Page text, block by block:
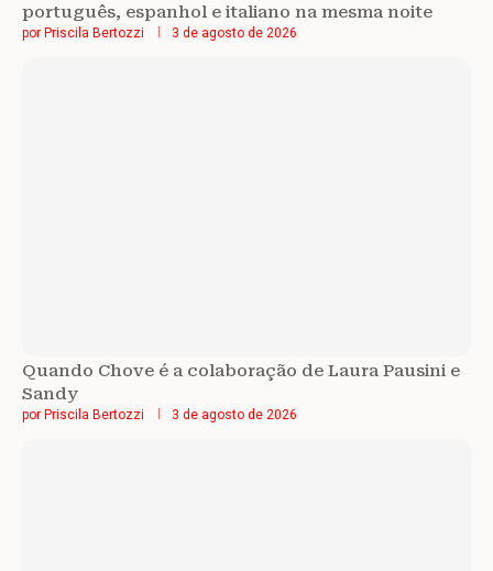
português, espanhol e italiano na mesma noite
por Priscila Bertozzi 3 de agosto de 2026
Quando Chove é a colaboração de Laura Pausini e
Sandy
por Priscila Bertozzi 3 de agosto de 2026